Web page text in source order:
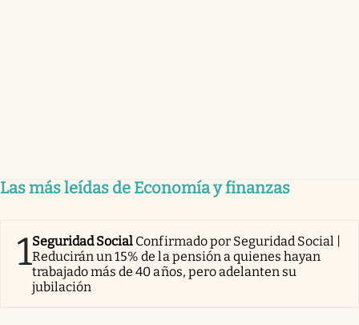
Las más leídas de Economía y finanzas
1Seguridad Social Confirmado por Seguridad Social |
Reducirán un 15% de la pensión a quienes hayan
trabajado más de 40 años, pero adelanten su
jubilación